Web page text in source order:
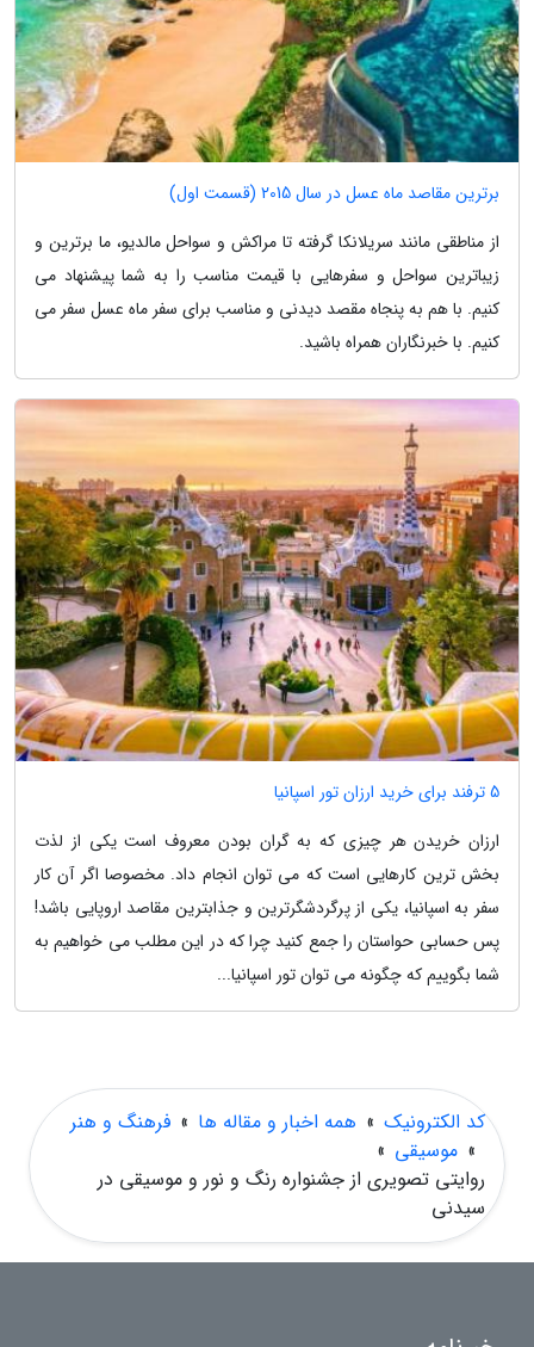
برترین مقاصد ماه عسل در سال 2015 (قسمت اول)
از مناطقی مانند سریلانکا گرفته تا مراکش و سواحل مالدیو، ما برترین و
زیباترین سواحل و سفرهایی با قیمت مناسب را به شما پیشنهاد می
کنیم. با هم به پنجاه مقصد دیدنی و مناسب برای سفر ماه عسل سفر می
کنیم. با خبرنگاران همراه باشید.
5 ترفند برای خرید ارزان تور اسپانیا
ارزان خریدن هر چیزی که به گران بودن معروف است یکی از لذت
بخش ترین کارهایی است که می توان انجام داد. مخصوصا اگر آن کار
سفر به اسپانیا، یکی از پرگردشگرترین و جذابترین مقاصد اروپایی باشد!
پس حسابی حواستان را جمع کنید چرا که در این مطلب می خواهیم به
شما بگوییم که چگونه می توان تور اسپانیا...
کد الکترونیک » همه اخبار و مقاله ها » فرهنگ و هنر
» موسیقی »
روایتی تصویری از جشنواره رنگ و نور و موسیقی در
سیدنی